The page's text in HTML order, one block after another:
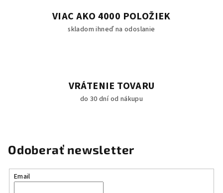
VIAC AKO 4000 POLOŽIEK
skladom ihneď na odoslanie
VRÁTENIE TOVARU
do 30 dní od nákupu
Odoberať newsletter
Email